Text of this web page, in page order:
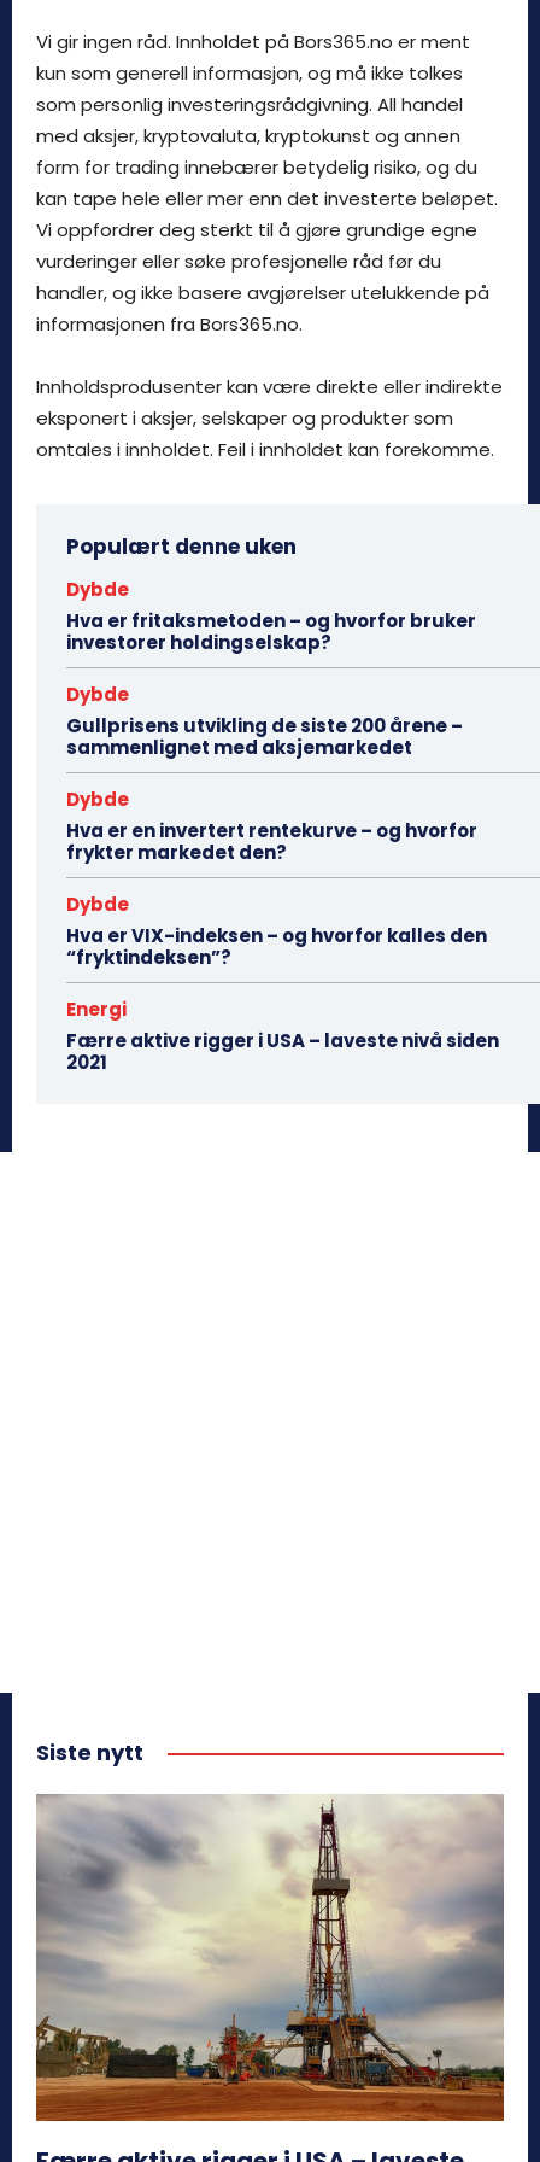
Vi gir ingen råd. Innholdet på Bors365.no er ment
kun som generell informasjon, og må ikke tolkes
som personlig investeringsrådgivning. All handel
med aksjer, kryptovaluta, kryptokunst og annen
form for trading innebærer betydelig risiko, og du
kan tape hele eller mer enn det investerte beløpet.
Vi oppfordrer deg sterkt til å gjøre grundige egne
vurderinger eller søke profesjonelle råd før du
handler, og ikke basere avgjørelser utelukkende på
informasjonen fra Bors365.no.
Innholdsprodusenter kan være direkte eller indirekte
eksponert i aksjer, selskaper og produkter som
omtales i innholdet. Feil i innholdet kan forekomme.
Populært denne uken
Dybde
Hva er fritaksmetoden – og hvorfor bruker
investorer holdingselskap?
Dybde
Gullprisens utvikling de siste 200 årene –
sammenlignet med aksjemarkedet
Dybde
Hva er en invertert rentekurve – og hvorfor
frykter markedet den?
Dybde
Hva er VIX-indeksen – og hvorfor kalles den
“fryktindeksen”?
Energi
Færre aktive rigger i USA – laveste nivå siden
2021
Siste nytt